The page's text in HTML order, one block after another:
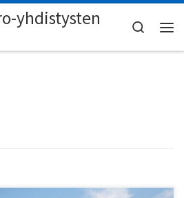
yhdistysten
Search